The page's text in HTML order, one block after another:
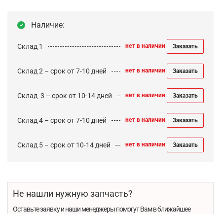
Наличие:
Склад 1 нет в наличии Заказать
Склад 2 – срок от 7-10 дней нет в наличии Заказать
Cклад 3 – срок от 10-14 дней нет в наличии Заказать
Склад 4 – срок от 7-10 дней нет в наличии Заказать
Склад 5 – срок от 10-14 дней нет в наличии Заказать
Не нашли нужную запчасть?
Оставьте заявку и наши менеджеры помогут Вам в ближайшее